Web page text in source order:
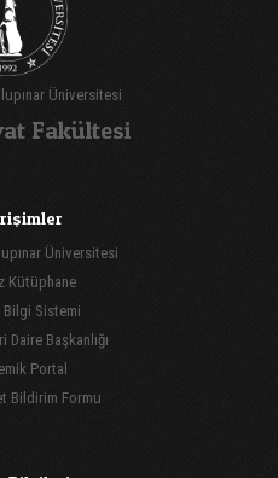
Üniversitesi
Fakültesi
Üniversitesi
Kütüphane
Bilgi Sistemi
Daire Başkanlığı
Portal
Bildirim Formu